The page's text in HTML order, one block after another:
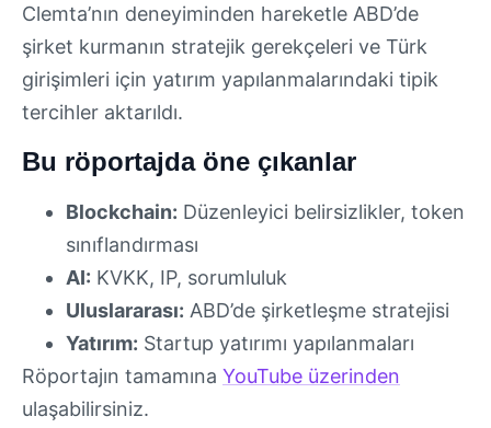
Clemta’nın deneyiminden hareketle ABD’de
şirket kurmanın stratejik gerekçeleri ve Türk
girişimleri için yatırım yapılanmalarındaki tipik
tercihler aktarıldı.
Bu röportajda öne çıkanlar
Blockchain: Düzenleyici belirsizlikler, token
sınıflandırması
AI: KVKK, IP, sorumluluk
Uluslararası: ABD’de şirketleşme stratejisi
Yatırım: Startup yatırımı yapılanmaları
Röportajın tamamına YouTube üzerinden
ulaşabilirsiniz.